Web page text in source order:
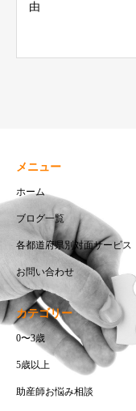
由
メニュー
ホーム
ブログ一覧
各都道府県別対面サービス
お問い合わせ
カテゴリー
0〜3歳
5歳以上
助産師お悩み相談